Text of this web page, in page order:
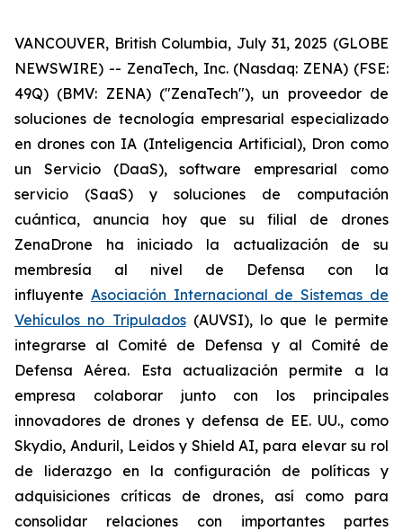
VANCOUVER, British Columbia, July 31, 2025 (GLOBE
NEWSWIRE) -- ZenaTech, Inc. (Nasdaq: ZENA) (FSE:
49Q) (BMV: ZENA) ("ZenaTech"), un proveedor de
soluciones de tecnología empresarial especializado
en drones con IA (Inteligencia Artificial), Dron como
un Servicio (DaaS), software empresarial como
servicio (SaaS) y soluciones de computación
cuántica, anuncia hoy que su filial de drones
ZenaDrone ha iniciado la actualización de su
membresía al nivel de Defensa con la
influyente Asociación Internacional de Sistemas de
Vehículos no Tripulados(AUVSI), lo que le permite
integrarse al Comité de Defensa y al Comité de
Defensa Aérea. Esta actualización permite a la
empresa colaborar junto con los principales
innovadores de drones y defensa de EE. UU., como
Skydio, Anduril, Leidos y Shield AI, para elevar su rol
de liderazgo en la configuración de políticas y
adquisiciones críticas de drones, así como para
consolidar relaciones con importantes partes